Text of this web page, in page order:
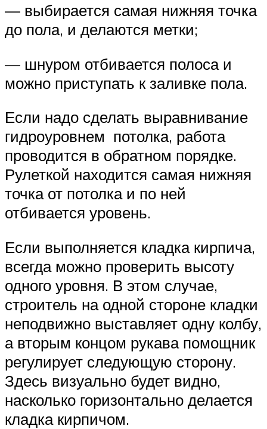
— выбирается самая нижняя точка
до пола, и делаются метки;
— шнуром отбивается полоса и
можно приступать к заливке пола.
Если надо сделать выравнивание
гидроуровнем потолка, работа
проводится в обратном порядке.
Рулеткой находится самая нижняя
точка от потолка и по ней
отбивается уровень.
Если выполняется кладка кирпича,
всегда можно проверить высоту
одного уровня. В этом случае,
строитель на одной стороне кладки
неподвижно выставляет одну колбу,
а вторым концом рукава помощник
регулирует следующую сторону.
Здесь визуально будет видно,
насколько горизонтально делается
кладка кирпичом.